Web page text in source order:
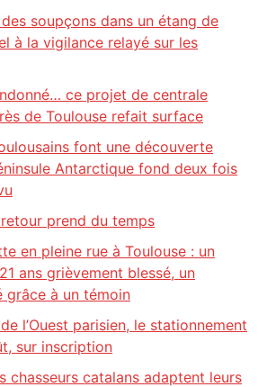
soupçons dans un étang de
à la vigilance relayé sur les
ce projet de centrale
de Toulouse refait surface
font une découverte
Antarctique fond deux fois
prend du temps
en pleine rue à Toulouse : un
ans grièvement blessé, un
grâce à un témoin
l’Ouest parisien, le stationnement
sur inscription
chasseurs catalans adaptent leurs